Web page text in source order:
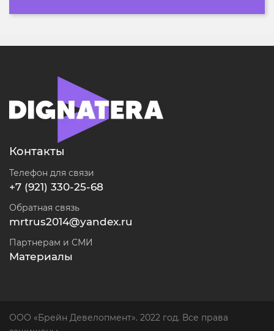
Контакты
Телефон для связи
+7 (921) 330-25-68
Обратная связь
mrtrus2014@yandex.ru
Партнерам и СМИ
Материалы
ООО «Брейн Девелопмент». 2022 год. Все права